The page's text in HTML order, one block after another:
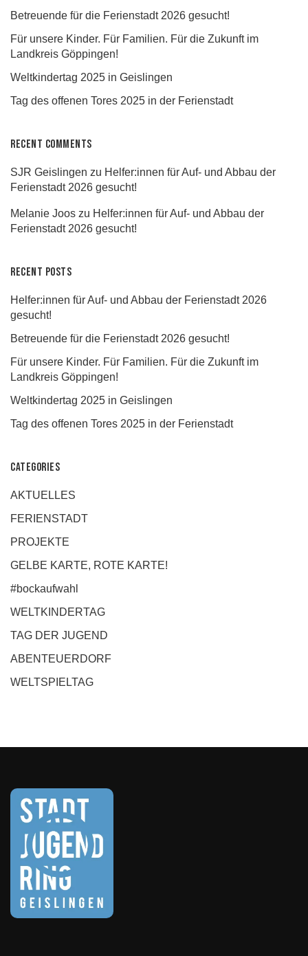
Betreuende für die Ferienstadt 2026 gesucht!
Für unsere Kinder. Für Familien. Für die Zukunft im
Landkreis Göppingen!
Weltkindertag 2025 in Geislingen
Tag des offenen Tores 2025 in der Ferienstadt
Recent Comments
SJR Geislingen zu Helfer:innen für Auf- und Abbau der
Ferienstadt 2026 gesucht!
Melanie Joos zu Helfer:innen für Auf- und Abbau der
Ferienstadt 2026 gesucht!
Recent Posts
Helfer:innen für Auf- und Abbau der Ferienstadt 2026
gesucht!
Betreuende für die Ferienstadt 2026 gesucht!
Für unsere Kinder. Für Familien. Für die Zukunft im
Landkreis Göppingen!
Weltkindertag 2025 in Geislingen
Tag des offenen Tores 2025 in der Ferienstadt
Categories
AKTUELLES
FERIENSTADT
PROJEKTE
GELBE KARTE, ROTE KARTE!
#bockaufwahl
WELTKINDERTAG
TAG DER JUGEND
ABENTEUERDORF
WELTSPIELTAG